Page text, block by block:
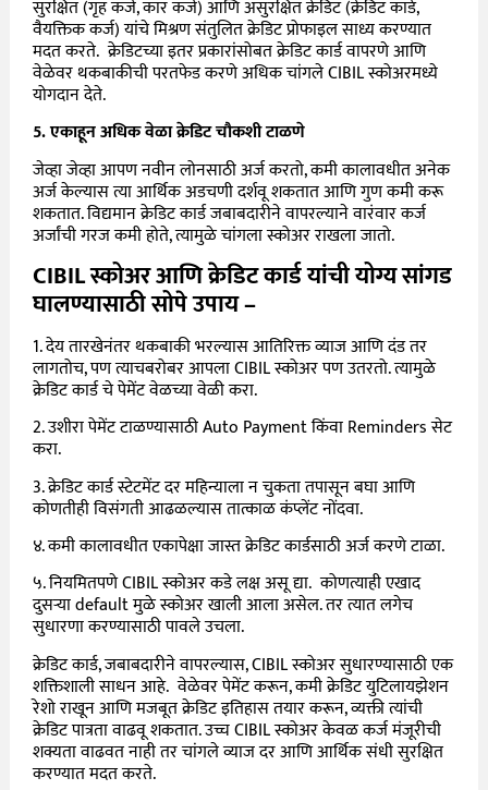
सुरक्षित (गृह कर्ज, कार कर्ज) आणि असुरक्षित क्रेडिट (क्रेडिट कार्ड,
वैयक्तिक कर्ज) यांचे मिश्रण संतुलित क्रेडिट प्रोफाइल साध्य करण्यात
मदत करते. क्रेडिटच्या इतर प्रकारांसोबत क्रेडिट कार्ड वापरणे आणि
वेळेवर थकबाकीची परतफेड करणे अधिक चांगले CIBIL स्कोअरमध्ये
योगदान देते.
5. एकाहून अधिक वेळा क्रेडिट चौकशी टाळणे
जेव्हा जेव्हा आपण नवीन लोनसाठी अर्ज करतो, कमी कालावधीत अनेक
अर्ज केल्यास त्या आर्थिक अडचणी दर्शवू शकतात आणि गुण कमी करू
शकतात. विद्यमान क्रेडिट कार्ड जबाबदारीने वापरल्याने वारंवार कर्ज
अर्जांची गरज कमी होते, त्यामुळे चांगला स्कोअर राखला जातो.
CIBIL स्कोअर आणि क्रेडिट कार्ड यांची योग्य सांगड
घालण्यासाठी सोपे उपाय –
1. देय तारखेनंतर थकबाकी भरल्यास आतिरिक्त व्याज आणि दंड तर
लागतोच, पण त्याचबरोबर आपला CIBIL स्कोअर पण उतरतो. त्यामुळे
क्रेडिट कार्ड चे पेमेंट वेळच्या वेळी करा.
2. उशीरा पेमेंट टाळण्यासाठी Auto Payment किंवा Reminders सेट
करा.
3. क्रेडिट कार्ड स्टेटमेंट दर महिन्याला न चुकता तपासून बघा आणि
कोणतीही विसंगती आढळल्यास तात्काळ कंप्लेंट नोंदवा.
४. कमी कालावधीत एकापेक्षा जास्त क्रेडिट कार्डसाठी अर्ज करणे टाळा.
५. नियमितपणे CIBIL स्कोअर कडे लक्ष असू द्या. कोणत्याही एखाद
दुसऱ्या default मुळे स्कोअर खाली आला असेल. तर त्यात लगेच
सुधारणा करण्यासाठी पावले उचला.
क्रेडिट कार्ड, जबाबदारीने वापरल्यास, CIBIL स्कोअर सुधारण्यासाठी एक
शक्तिशाली साधन आहे. वेळेवर पेमेंट करून, कमी क्रेडिट युटिलायझेशन
रेशो राखून आणि मजबूत क्रेडिट इतिहास तयार करून, व्यक्ती त्यांची
क्रेडिट पात्रता वाढवू शकतात. उच्च CIBIL स्कोअर केवळ कर्ज मंजूरीची
शक्यता वाढवत नाही तर चांगले व्याज दर आणि आर्थिक संधी सुरक्षित
करण्यात मदत करते.